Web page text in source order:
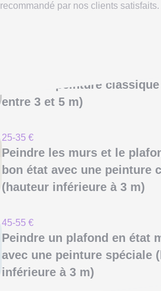
recommandé par nos clients satisfaits.
avec une peinture
entre 3 et 5 m)
25-35 €
Peindre les murs et le
bon état avec une peinture
(hauteur inférieure à 3 m)
45-55 €
Peindre un plafond en état
avec une peinture spéciale
inférieure à 3 m)